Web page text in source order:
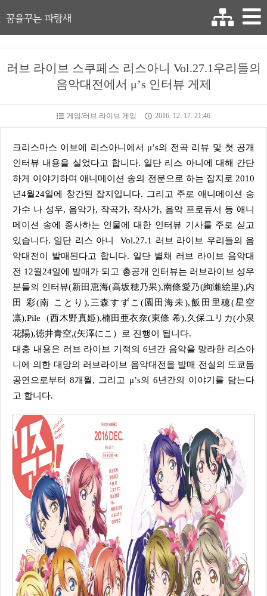
꿈을꾸는 파랑새
러브 라이브 스쿠페스 리스아니 Vol.27.1우리들의
음악대전에서 μ’s 인터뷰 게제
게임/러브 라이브 게임 2016. 12. 17. 21:46
크리스마스 이브에 리스아니에서 μ’s의 전곡 리뷰 및 첫 공개
인터뷰 내용을 실었다고 합니다. 일단 리스 아니에 대해 간단
하게 이야기하며 애니메이션 송의 전문으로 하는 잡지로 2010
년4월24일에 창간된 잡지입니다. 그리고 주로 애니메이션 송
가수 나 성우, 음악가, 작곡가, 작사가, 음악 프로듀서 등 애니
메이션 송에 종사하는 인물에 대한 인터뷰 기사를 주로 싣고
있습니다. 일단 리스 아니 Vol.27.1 러브 라이브 우리들의 음
악대전이 발매된다고 합니다. 일단 별채 러브 라이브 음악대
전 12월24일에 발매가 되고 총공개 인터뷰는 러브라이브 성우
분들의 인터뷰(新田恵海(高坂穂乃果),南條愛乃(絢瀬絵里),内
田 彩(南 ことり),三森すずこ(園田海未),飯田里穂(星空
凛),Pile（西木野真姫),楠田亜衣奈(東條 希),久保ユリカ(小泉
花陽),徳井青空,(矢澤にこ）로 진행이 됩니다.
대충 내용은 러브 라이브 기적의 6년간 음악을 망라한 리스아
니에 의한 대망의 러브라이브 음악대전을 발매 전설의 도쿄돔
공연으로부터 8개월, 그리고 μ’s의 6년간의 이야기를 담는다
고 합니다.